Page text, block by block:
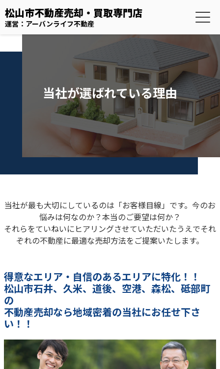
松山市不動産売却・買取専門店
運営：アーバンライフ不動産
当社が選ばれている理由
当社が最も大切にしているのは「お客様目線」です。今のお
悩みは何なのか？本当のご要望は何か？
それらをていねいにヒアリングさせていただいたうえでそれ
ぞれの不動産に最適な売却方法をご提案いたします。
得意なエリア・自信のあるエリアに特化！！
松山市石井、久米、道後、空港、森松、砥部町
の
不動産売却なら地域密着の当社にお任せ下さ
い！！